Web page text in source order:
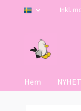
Inkl.
Hem